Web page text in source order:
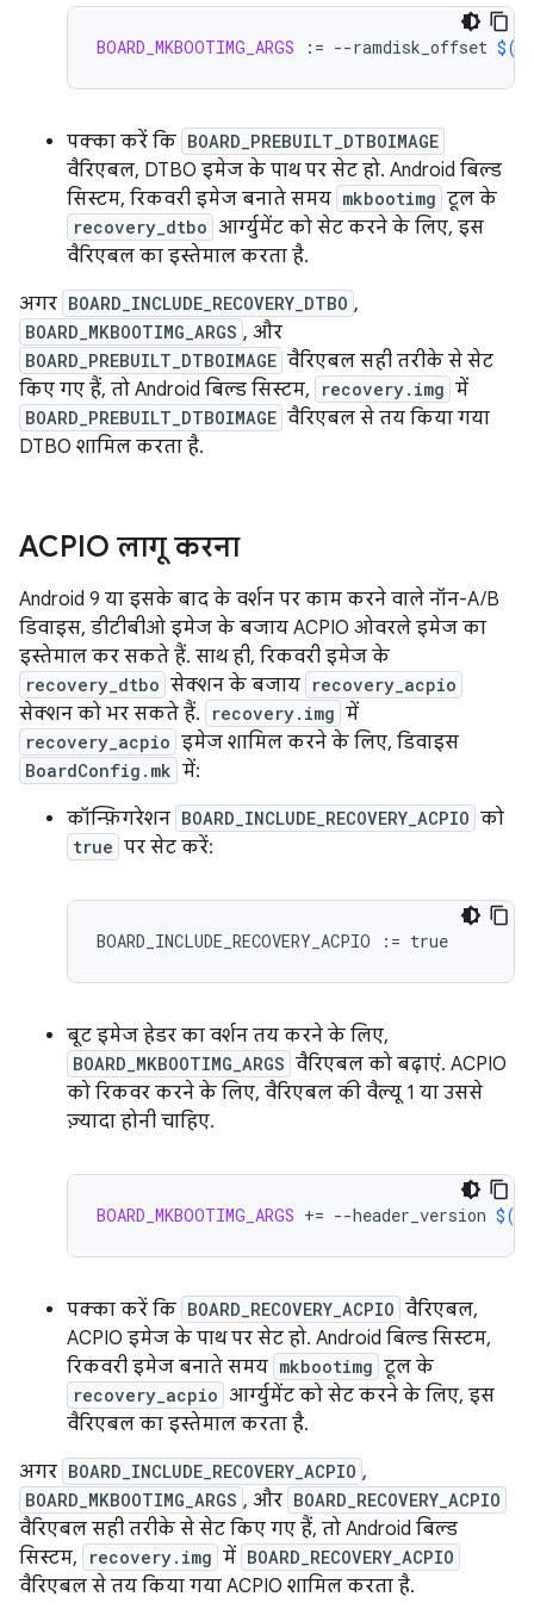
BOARD_MKBOOTIMG_ARGS := --ramdisk_offset $(
पक्का करें कि BOARD_PREBUILT_DTBOIMAGE
वैरिएबल, DTBO इमेज के पाथ पर सेट हो. Android बिल्ड
सिस्टम, रिकवरी इमेज बनाते समय mkbootimg टूल के
recovery_dtbo आर्ग्युमेंट को सेट करने के लिए, इस
वैरिएबल का इस्तेमाल करता है.
अगर BOARD_INCLUDE_RECOVERY_DTBO ,
BOARD_MKBOOTIMG_ARGS , और
BOARD_PREBUILT_DTBOIMAGE वैरिएबल सही तरीके से सेट
किए गए हैं, तो Android बिल्ड सिस्टम,
recovery.img में
BOARD_PREBUILT_DTBOIMAGE वैरिएबल से तय किया गया
DTBO शामिल करता है.
ACPIO लागू करना
Android 9 या इसके बाद के वर्शन पर काम करने वाले नॉन-A/B
डिवाइस, डीटीबीओ इमेज के बजाय ACPIO ओवरले इमेज का
इस्तेमाल कर सकते हैं. साथ ही, रिकवरी इमेज के
recovery_dtbo सेक्शन के बजाय recovery_acpio
सेक्शन को भर सकते हैं. recovery.img में
recovery_acpio इमेज शामिल करने के लिए, डिवाइस
BoardConfig.mk में:
कॉन्फ़िगरेशन BOARD_INCLUDE_RECOVERY_ACPIO को
true पर सेट करें:
BOARD_INCLUDE_RECOVERY_ACPIO := true
बूट इमेज हेडर का वर्शन तय करने के लिए,
BOARD_MKBOOTIMG_ARGS वैरिएबल को बढ़ाएं. ACPIO
को रिकवर करने के लिए, वैरिएबल की वैल्यू 1 या उससे
ज़्यादा होनी चाहिए.
BOARD_MKBOOTIMG_ARGS += --header_version $(
पक्का करें कि BOARD_RECOVERY_ACPIO वैरिएबल,
ACPIO इमेज के पाथ पर सेट हो. Android बिल्ड सिस्टम,
रिकवरी इमेज बनाते समय mkbootimg टूल के
recovery_acpio आर्ग्युमेंट को सेट करने के लिए, इस
वैरिएबल का इस्तेमाल करता है.
अगर BOARD_INCLUDE_RECOVERY_ACPIO ,
BOARD_MKBOOTIMG_ARGS , और BOARD_RECOVERY_ACPIO
वैरिएबल सही तरीके से सेट किए गए हैं, तो Android बिल्ड
सिस्टम,
recovery.img में BOARD_RECOVERY_ACPIO
वैरिएबल से तय किया गया ACPIO शामिल करता है.